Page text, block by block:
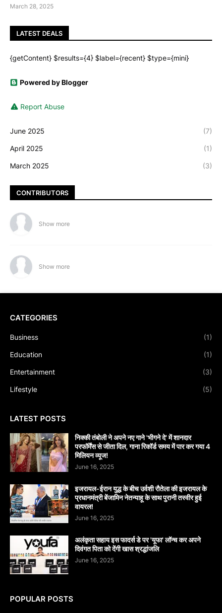
March 28, 2025
LATEST DEALS
{getContent} $results={4} $label={recent} $type={mini}
Powered by Blogger
Report Abuse
June 2025 (7)
April 2025 (1)
March 2025 (3)
CONTRIBUTORS
Show more
Show more
CATEGORIES
Business (1)
Education (1)
Entertainment (3)
Lifestyle (5)
LATEST POSTS
निक्की तंबोली ने अपने नए गाने 'भीगने दे' में शानदार
परफॉर्मेंस से जीता दिल, गाना रिकॉर्ड समय में पार कर गया 4
मिलियन व्यूज!
June 16, 2025
इजरायल-ईरान युद्ध के बीच उर्वशी रौतेला की इजरायल के
प्रधानमंत्री बेंजामिन नेतन्याहू के साथ पुरानी तस्वीर हुई
वायरल!
June 16, 2025
अलंकृता सहाय इस फादर्स डे पर 'यूफा' लॉन्च कर अपने
दिवंगत पिता को देंगी खास श्रद्धांजलि
June 16, 2025
POPULAR POSTS